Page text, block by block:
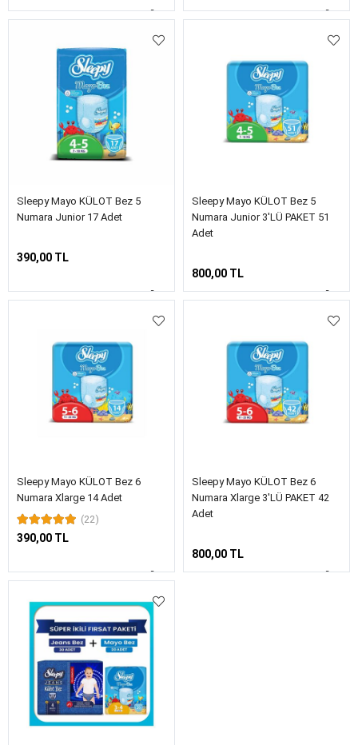
Sleepy Mayo KÜLOT Bez 5
Numara Junior 17 Adet
390,00 TL
Sleepy Mayo KÜLOT Bez 5
Numara Junior 3'LÜ PAKET 51
Adet
800,00 TL
Sleepy Mayo KÜLOT Bez 6
Numara Xlarge 14 Adet
(22)
390,00 TL
Sleepy Mayo KÜLOT Bez 6
Numara Xlarge 3'LÜ PAKET 42
Adet
800,00 TL